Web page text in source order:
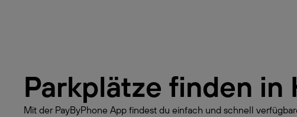
Parkplätze finden in
Mit der PayByPhone App findest du einfach und schnell